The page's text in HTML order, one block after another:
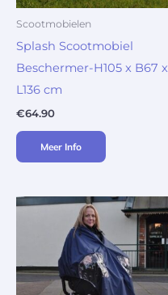
Scootmobielen
Splash Scootmobiel
Beschermer-H105 x B67 x
L136 cm
€64.90
Meer Info